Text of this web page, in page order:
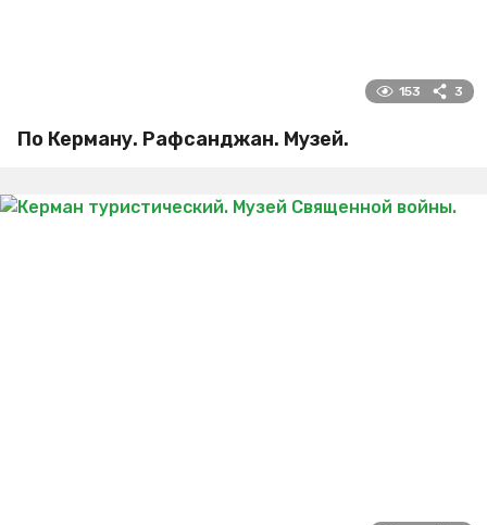
153 3
По Керману. Рафсанджан. Музей.